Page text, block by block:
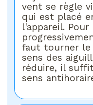
vent se règle
qui est placé
l'appareil.
faut tourner le
sens des
réduire, il
sens